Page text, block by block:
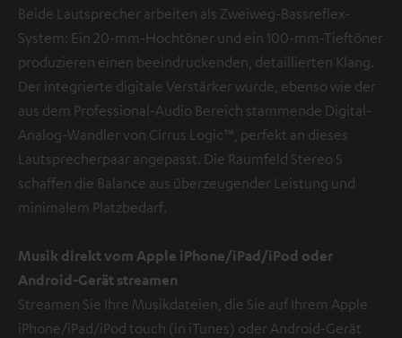
Beide Lautsprecher arbeiten als Zweiweg-Bassreflex-
System: Ein 20-mm-Hochtöner und ein 100-mm-Tieftöner
produzieren einen beeindruckenden, detaillierten Klang.
Der integrierte digitale Verstärker wurde, ebenso wie der
aus dem Professional-Audio Bereich stammende Digital-
Analog-Wandler von Cirrus Logic™, perfekt an dieses
Lautsprecherpaar angepasst. Die Raumfeld Stereo S
schaffen die Balance aus überzeugender Leistung und
minimalem Platzbedarf.
Musik direkt vom Apple iPhone/iPad/iPod oder
Android-Gerät streamen
Streamen Sie Ihre Musikdateien, die Sie auf Ihrem Apple
iPhone/iPad/iPod touch (in iTunes) oder Android-Gerät